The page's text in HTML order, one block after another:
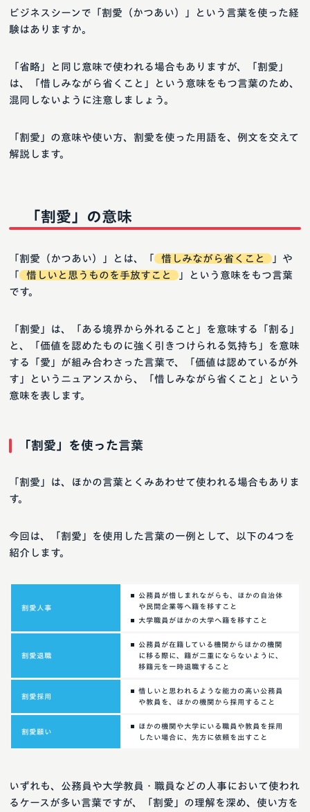
ビジネスシーンで「割愛（かつあい）」という言葉を使った経
験はありますか。
「省略」と同じ意味で使われる場合もありますが、「割愛」
は、「惜しみながら省くこと」という意味をもつ言葉のため、
混同しないように注意しましょう。
「割愛」の意味や使い方、割愛を使った用語を、例文を交えて
解説します。
「割愛」の意味
「割愛（かつあい）」とは、「 惜しみながら省くこと
」や
「
惜しいと思うものを手放すこと
」という意味をもつ言葉
です。
「割愛」は、「ある境界から外れること」を意味する「割る」
と、「価値を認めたものに強く引きつけられる気持ち」を意味
する「愛」が組み合わさった言葉で、「価値は認めているが外
す」というニュアンスから、「惜しみながら省くこと」という
意味を表します。
「割愛」を使った言葉
「割愛」は、ほかの言葉とくみあわせて使われる場合もありま
す。
今回は、「割愛」を使用した言葉の一例として、以下の4つを
紹介します。
割愛人事
公務員が惜しまれながらも、ほかの自治体
や民間企業等へ籍を移すこと
大学職員がほかの大学へ籍を移すこと
割愛退職
公務員が在籍している機関からほかの機関
に移る際に、籍が二重にならないように、
移籍元を一時退職すること
割愛採用
惜しいと思われるような能力の高い公務員
や教員を、ほかの機関から採用すること
割愛願い
ほかの機関や大学にいる職員や教員を採用
したい場合に、先方に依頼を出すこと
いずれも、公務員や大学教員・職員などの人事において使われ
るケースが多い言葉ですが、「割愛」の理解を深め、使い方を